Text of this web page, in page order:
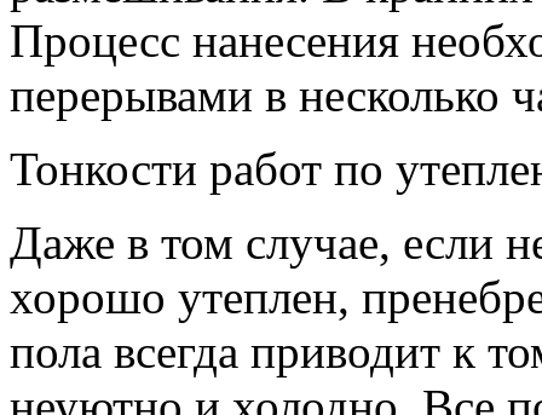
Процесс нанесения
перерывами в несколько
Тонкости работ по
Даже в том случае, если
хорошо утеплен,
пола всегда приводит к